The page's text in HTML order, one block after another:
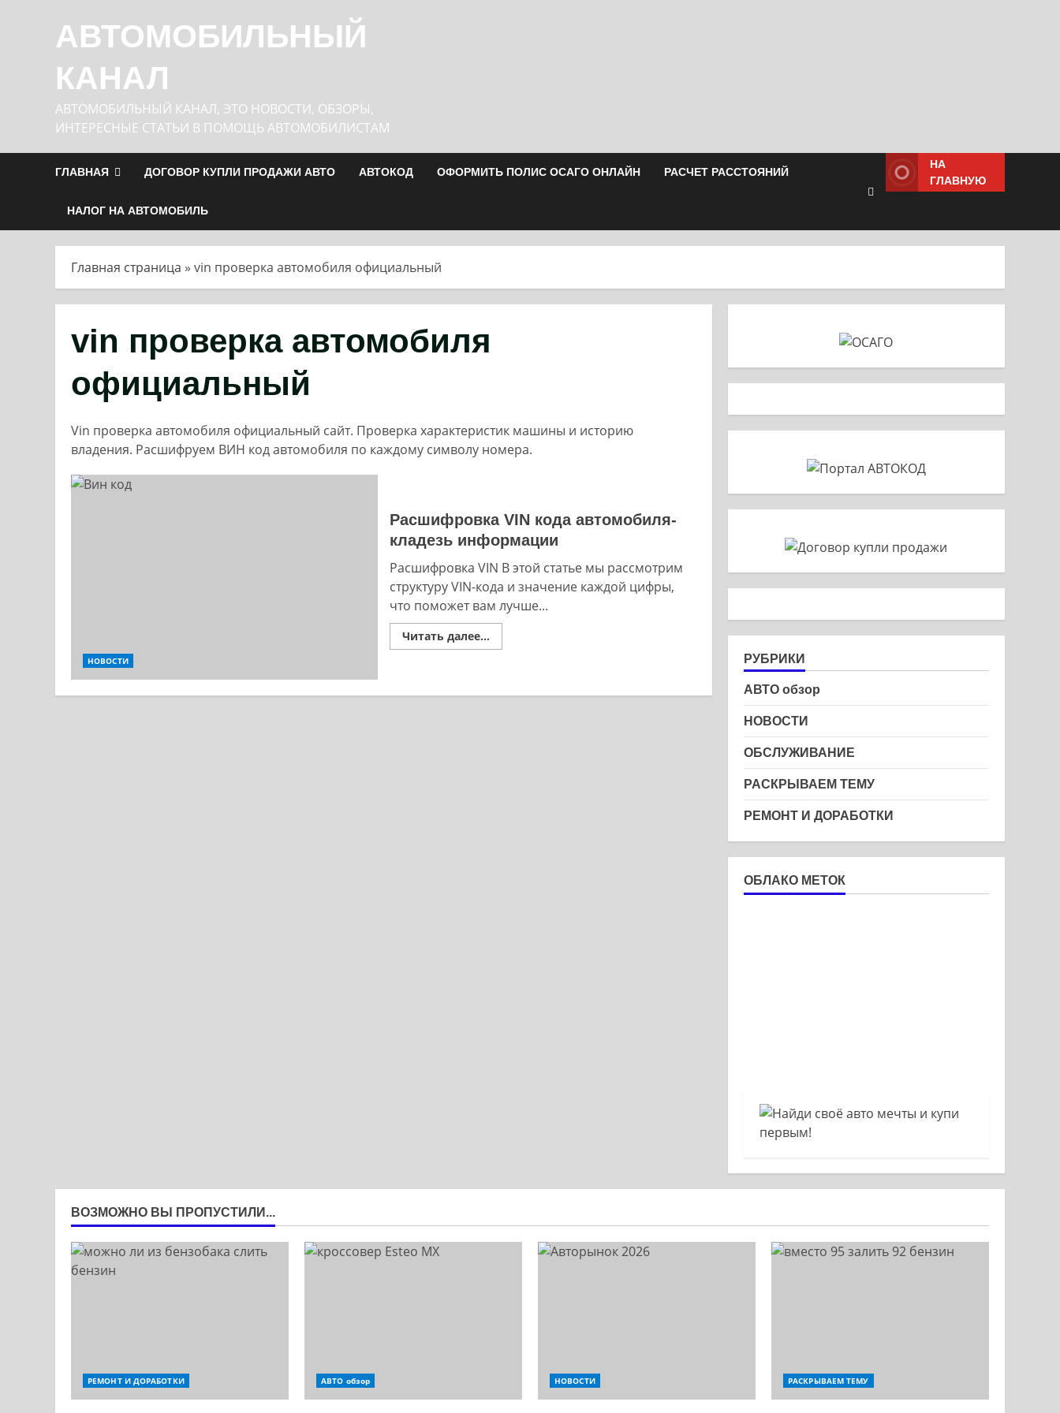
содержимомуАВТОМОБИЛЬНЫЙ
КАНАЛ
АВТОМОБИЛЬНЫЙ КАНАЛ, ЭТО НОВОСТИ, ОБЗОРЫ,
ИНТЕРЕСНЫЕ СТАТЬИ В ПОМОЩЬ АВТОМОБИЛИСТАМ
ГЛАВНАЯ ДОГОВОР КУПЛИ ПРОДАЖИ АВТО АВТОКОД ОФОРМИТЬ ПОЛИС ОСАГО ОНЛАЙН РАСЧЕТ РАССТОЯНИЙ
НАЛОГ НА АВТОМОБИЛЬ
НА
ГЛАВНУЮ
Главная страница » vin проверка автомобиля официальный
vin проверка автомобиля
официальный
Vin проверка автомобиля официальный сайт. Проверка характеристик машины и историю
владения. Расшифруем ВИН код автомобиля по каждому символу номера.
НОВОСТИ
Расшифровка VIN кода автомобиля-
кладезь информации
Расшифровка VIN В этой статье мы рассмотрим
структуру VIN-кода и значение каждой цифры,
что поможет вам лучше...
Читать далее...Read
more
РУБРИКИ
АВТО обзор
НОВОСТИ
ОБСЛУЖИВАНИЕ
РАСКРЫВАЕМ ТЕМУ
РЕМОНТ И ДОРАБОТКИ
ОБЛАКО МЕТОК
ВОЗМОЖНО ВЫ ПРОПУСТИЛИ...
РЕМОНТ И ДОРАБОТКИ АВТО обзор НОВОСТИ РАСКРЫВАЕМ ТЕМУ